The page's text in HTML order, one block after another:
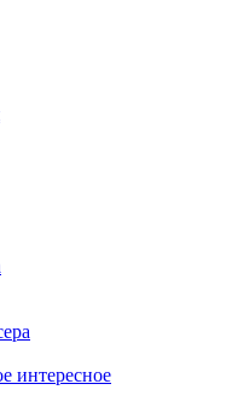
интересное